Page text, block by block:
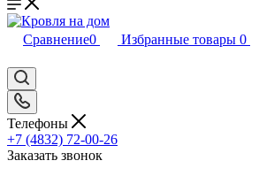
Сравнение0 Избранные товары 0
Телефоны
+7 (4832) 72-00-26
Заказать звонок